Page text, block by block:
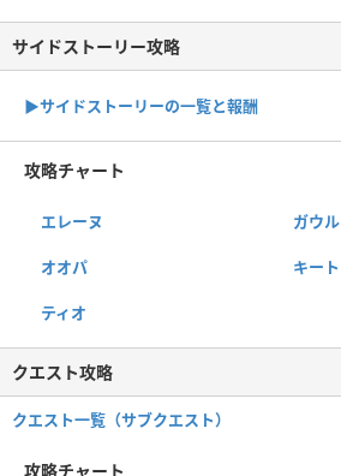
サイドストーリー攻略
▶サイドストーリーの一覧と報酬
攻略チャート
エレーヌ ガウル
オオパ キート
ティオ
クエスト攻略
クエスト一覧（サブクエスト）
攻略チャート